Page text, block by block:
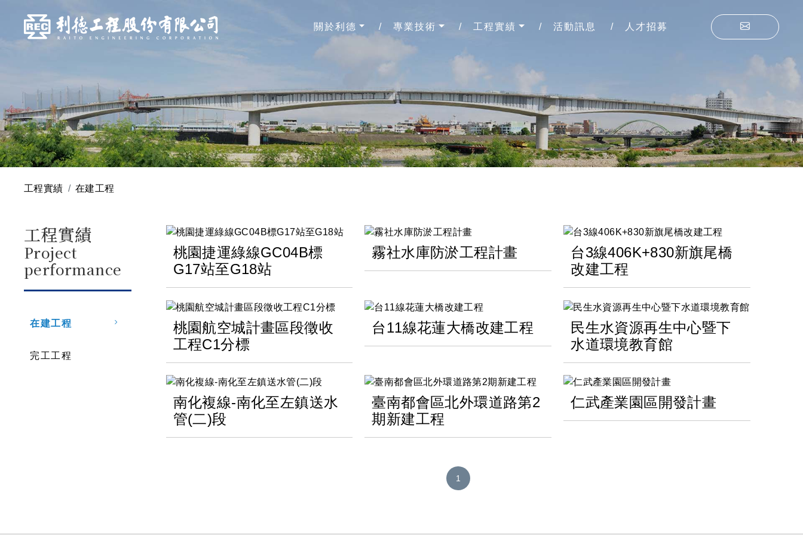
關於利德 專業技術 工程實績 活動訊息 人才招募
工程實績 在建工程
工程實績
Project
performance
在建工程
完工工程
桃園捷運綠線GC04B標
G17站至G18站
霧社水庫防淤工程計畫
台3線406K+830新旗尾橋
改建工程
桃園航空城計畫區段徵收
工程C1分標
台11線花蓮大橋改建工程
民生水資源再生中心暨下
水道環境教育館
南化複線-南化至左鎮送水
管(二)段
臺南都會區北外環道路第2
期新建工程
仁武產業園區開發計畫
1